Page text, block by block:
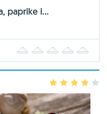
paprike i...
2 3 4
2 3 4